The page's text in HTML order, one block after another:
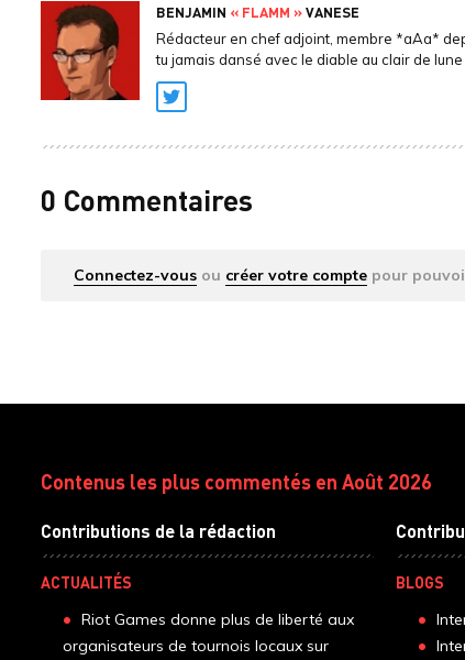
BENJAMIN « FLAMM »VANESE
Rédacteur en chef adjoint, membre *aAa*
tu jamais dansé avec le diable au clair de lune
Twitter
0 Commentaires
Connectez-vous ou créer votre compte pour
Contenus les plus commentés en Août 2026
Contributions de la rédaction
ACTUALITÉS
Riot Games donne plus de liberté aux
organisateurs de tournois locaux sur
BLOGS